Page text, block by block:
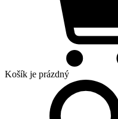
Košík je prázdný